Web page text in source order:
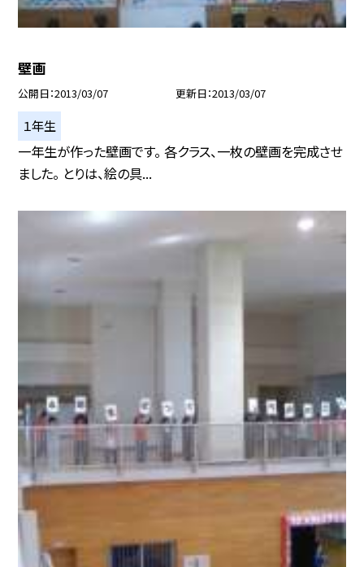
壁画
公開日 2013/03/07 更新日 2013/03/07
１年生
一年生が作った壁画です。 各クラス、一枚の壁画を完成させ
ました。 とりは、絵の具...